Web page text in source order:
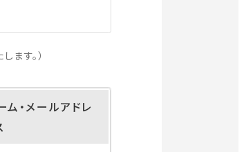
す。）
・ メールアドレ